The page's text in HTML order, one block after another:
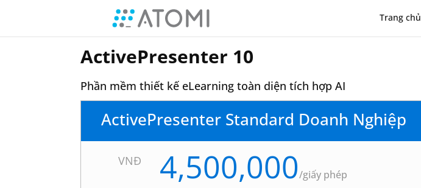
Trang chủ
ActivePresenter 10
Phần mềm thiết kế eLearning toàn diện tích hợp AI
ActivePresenter Standard Doanh Nghiệp
VNĐ 4,500,000/giấy phép